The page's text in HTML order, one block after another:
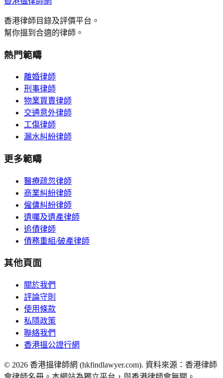
香港律師目錄及評價平台。
幫你搵到合適的律師。
熱門範疇
離婚律師
刑事律師
物業買賣律師
交通意外律師
工傷律師
漏水糾紛律師
更多範疇
醫療疏忽律師
商業糾紛律師
僱傭糾紛律師
遺囑及遺產律師
追債律師
債務重組/破產律師
其他頁面
關於我們
評論守則
使用條款
私隱政策
聯絡我們
香港搵公證行網
© 2026 香港搵律師網 (hkfindlawyer.com). 資料來源：香港律師